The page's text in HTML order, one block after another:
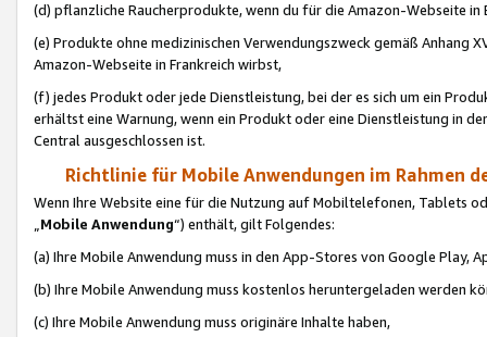
(d) pflanzliche Raucherprodukte, wenn du für die Amazon-Webseite in
(e) Produkte ohne medizinischen Verwendungszweck gemäß Anhang
Amazon-Webseite in Frankreich wirbst,
(f) jedes Produkt oder jede Dienstleistung, bei der es sich um ein
erhältst eine Warnung, wenn ein Produkt oder eine Dienstleistung in
Central ausgeschlossen ist.
Richtlinie für Mobile Anwendungen im Rahmen
Wenn Ihre Website eine für die Nutzung auf Mobiltelefonen, Tablets
„Mobile Anwendung“) enthält, gilt Folgendes:
(a) Ihre Mobile Anwendung muss in den App-Stores von Google Play,
(b) Ihre Mobile Anwendung muss kostenlos heruntergeladen werden
(c) Ihre Mobile Anwendung muss originäre Inhalte haben,